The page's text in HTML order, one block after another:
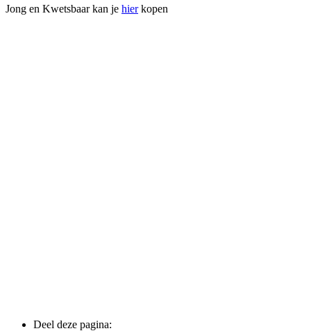
Jong en Kwetsbaar kan je hierkopen
Deel deze pagina: